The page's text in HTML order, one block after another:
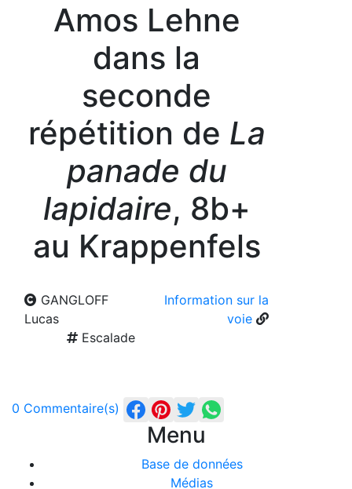
Amos Lehne
dans la
seconde
répétition de La
panade du
lapidaire, 8b+
au Krappenfels
GANGLOFF
Lucas
Information sur la
voie
Escalade
0 Commentaire(s)
Menu
Base de données
Médias